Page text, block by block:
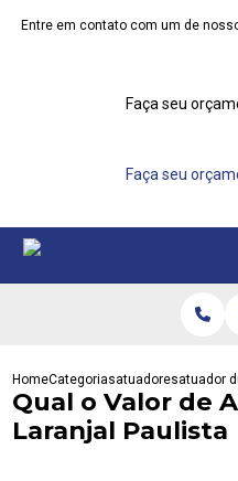
Entre em contato com um de
Faça seu
Faça seu
HomeCategoriasatuadoresatuador
Qual o Valor de
Laranjal Paulista